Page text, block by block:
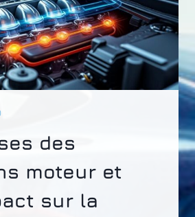
des
moteur et
sur la